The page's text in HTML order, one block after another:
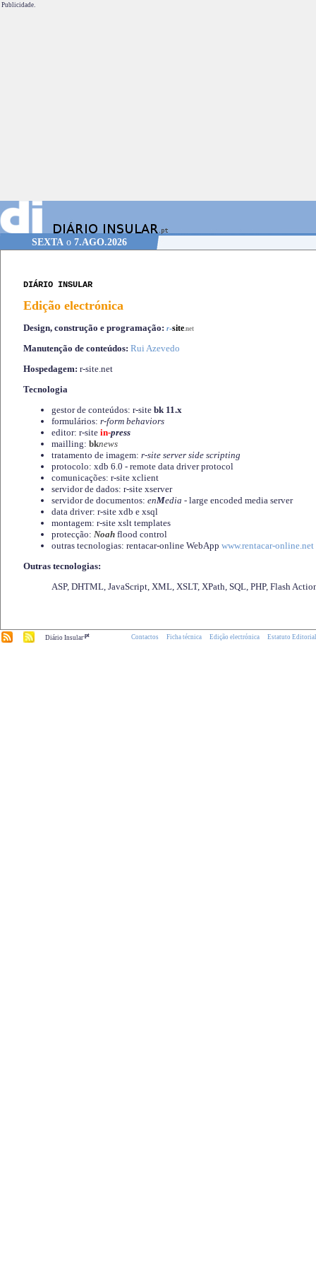
Publicidade.
SEXTA o 7.AGO.2026
DIÁRIO INSULAR
Edição electrónica
Design, construção e programação: r-site.net
Manutenção de conteúdos: Rui Azevedo
Hospedagem: r-site.net
Tecnologia
gestor de conteúdos: r-site bk 11.x
formulários: r-form behaviors
editor: r-site in-press
mailling: bknews
tratamento de imagem: r-site server side scripting
protocolo: xdb 6.0 - remote data driver protocol
comunicações: r-site xclient
servidor de dados: r-site xserver
servidor de documentos: enMedia - large encoded media server
data driver: r-site xdb e xsql
montagem: r-site xslt templates
protecção: Noah flood control
outras tecnologias: rentacar-online WebApp www.rentacar-online.net
Outras tecnologias:
ASP, DHTML, JavaScript, XML, XSLT, XPath, SQL, PHP, Flash
Diário Insular.pt Contactos Ficha técnica Edição electrónica Estatuto Editorial